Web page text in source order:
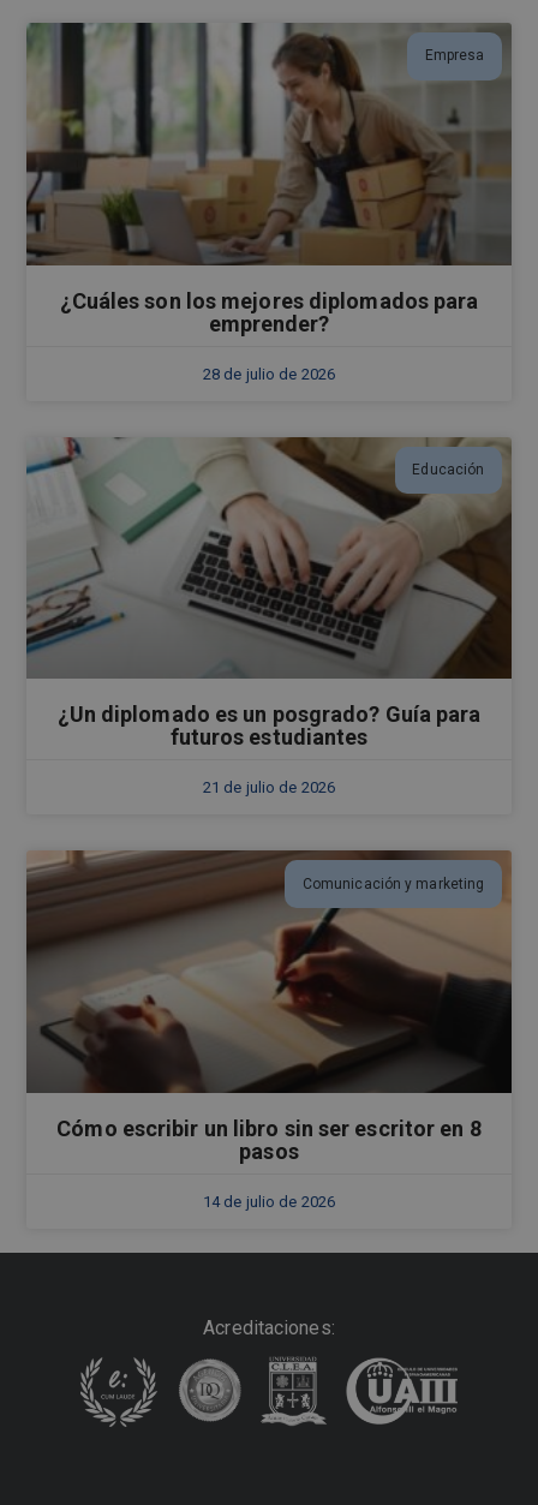
Empresa
¿Cuáles son los mejores diplomados para
emprender?
28 de julio de 2026
Educación
¿Un diplomado es un posgrado? Guía para
futuros estudiantes
21 de julio de 2026
Comunicación y marketing
Cómo escribir un libro sin ser escritor en 8
pasos
14 de julio de 2026
Acreditaciones: